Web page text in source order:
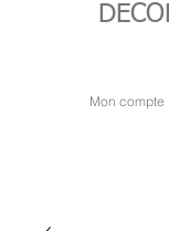
Mon compte